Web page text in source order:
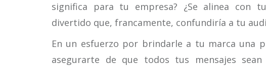
significa para tu empresa? ¿Se alinea con
divertido que, francamente, confundiría a tu
En un esfuerzo por brindarle a tu marca una
asegurarte de que todos tus mensajes